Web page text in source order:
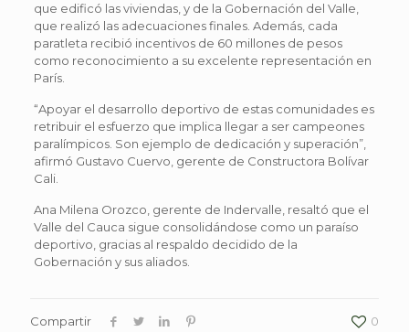
que edificó las viviendas, y de la Gobernación del Valle,
que realizó las adecuaciones finales. Además, cada
paratleta recibió incentivos de 60 millones de pesos
como reconocimiento a su excelente representación en
París.
“Apoyar el desarrollo deportivo de estas comunidades es
retribuir el esfuerzo que implica llegar a ser campeones
paralímpicos. Son ejemplo de dedicación y superación”,
afirmó Gustavo Cuervo, gerente de Constructora Bolívar
Cali.
Ana Milena Orozco, gerente de Indervalle, resaltó que el
Valle del Cauca sigue consolidándose como un paraíso
deportivo, gracias al respaldo decidido de la
Gobernación y sus aliados.
Compartir 0